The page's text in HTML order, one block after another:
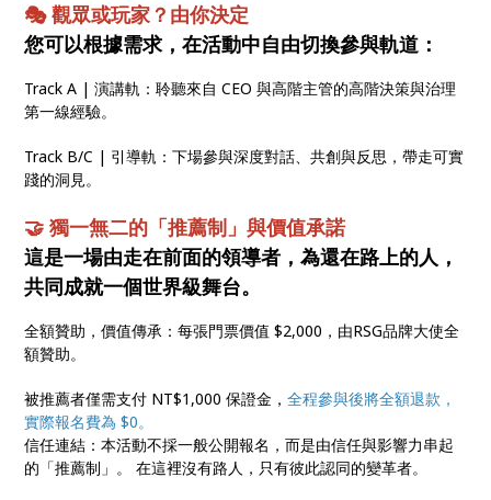
🎭 觀眾或玩家？由你決定
您可以根據需求，在活動中自由切換參與軌道：
Track A | 演講軌：聆聽來自 CEO 與高階主管的高階決策與治理
第一線經驗。
Track B/C | 引導軌：下場參與深度對話、共創與反思，帶走可實
踐的洞見。
🤝 獨一無二的「推薦制」與價值承諾
這是一場由走在前面的領導者，為還在路上的人，
共同成就一個世界級舞台。
全額贊助，價值傳承：每張門票價值 $2,000，由RSG品牌大使全
額贊助。
被推薦者僅需支付 NT$1,000 保證金，全程參與後將全額退款，
實際報名費為 $0。
信任連結：本活動不採一般公開報名，而是由信任與影響力串起
的「推薦制」。 在這裡沒有路人，只有彼此認同的變革者。